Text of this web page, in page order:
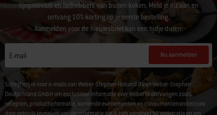
fijnproevers en liefhebbers van buiten koken. Meld je nu aan en
ontvang 10% korting op je eerste bestelling.
Aanmelden voor de nieuwsbrief kan een tijdje duren.
E-mail Nu aanmelden
Schrijf mij in voor e-mails van Weber-Stephen Holland BV en Weber-Stephen
Deutschland GmbH om exclusieve informatie over Weber te ontvangen zoals
recepten, productinformatie, komende evenementen en consumentenonderzoek
door gebruik te maken van de informatie die ik heb verstrekt bij registratie en om